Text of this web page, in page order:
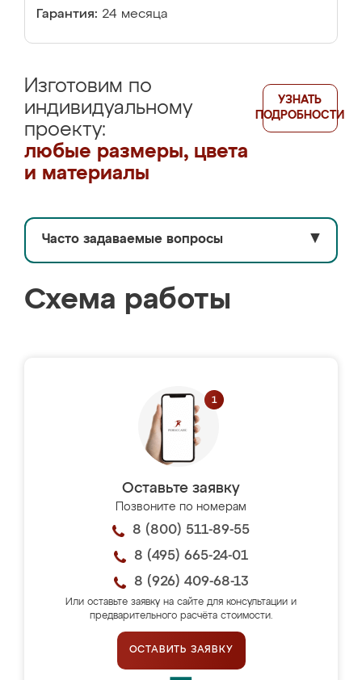
Гарантия: 24 месяца
Изготовим по
индивидуальному
проекту:
любые размеры, цвета
и материалы
УЗНАТЬ
ПОДРОБНОСТИ
Часто задаваемые вопросы ▼
Схема работы
Оставьте заявку
Позвоните по номерам
8 (800) 511-89-55
8 (495) 665-24-01
8 (926) 409-68-13
Или оставьте заявку на сайте для консультации и
предварительного расчёта стоимости.
ОСТАВИТЬ ЗАЯВКУ